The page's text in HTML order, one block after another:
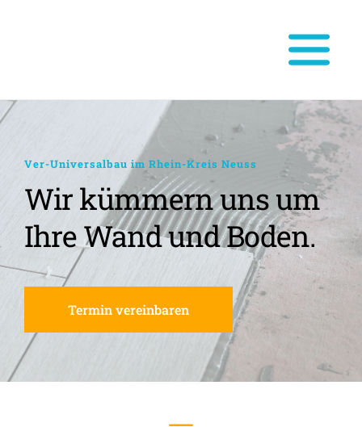
Ver-Universalbau im Rhein-Kreis Neuss
Wir kümmern uns um
Ihre Wand und Boden.
Termin vereinbaren